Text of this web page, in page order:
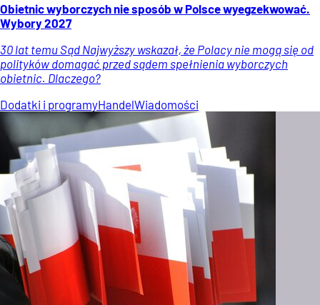
Obietnic wyborczych nie sposób w Polsce wyegzekwować.
Wybory 2027
30 lat temu Sąd Najwyższy wskazał, że Polacy nie mogą się od
polityków domagać przed sądem spełnienia wyborczych
obietnic. Dlaczego?
Dodatki i programyHandelWiadomości